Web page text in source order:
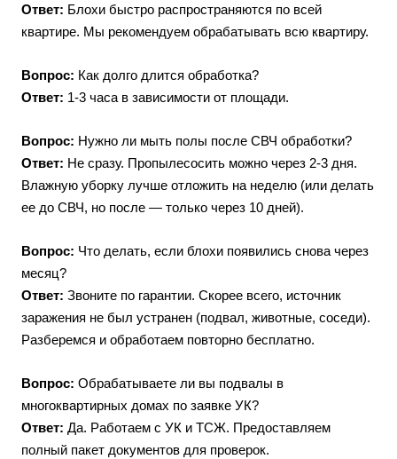
Ответ: Блохи быстро распространяются по всей
квартире. Мы рекомендуем обрабатывать всю квартиру.
Вопрос: Как долго длится обработка?
Ответ: 1-3 часа в зависимости от площади.
Вопрос: Нужно ли мыть полы после СВЧ обработки?
Ответ: Не сразу. Пропылесосить можно через 2-3 дня.
Влажную уборку лучше отложить на неделю (или делать
ее до СВЧ, но после — только через 10 дней).
Вопрос: Что делать, если блохи появились снова через
месяц?
Ответ: Звоните по гарантии. Скорее всего, источник
заражения не был устранен (подвал, животные, соседи).
Разберемся и обработаем повторно бесплатно.
Вопрос: Обрабатываете ли вы подвалы в
многоквартирных домах по заявке УК?
Ответ: Да. Работаем с УК и ТСЖ. Предоставляем
полный пакет документов для проверок.